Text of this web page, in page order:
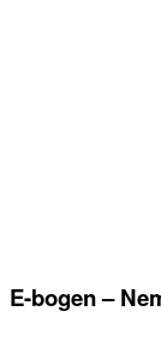
E-bogen –